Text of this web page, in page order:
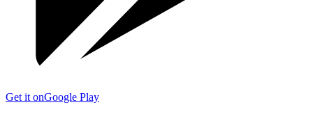
Get it onGoogle Play